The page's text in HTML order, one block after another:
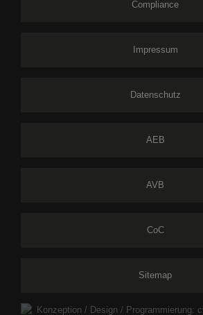
Compliance
Impressum
Datenschutz
AEB
AVB
CoC
Sitemap